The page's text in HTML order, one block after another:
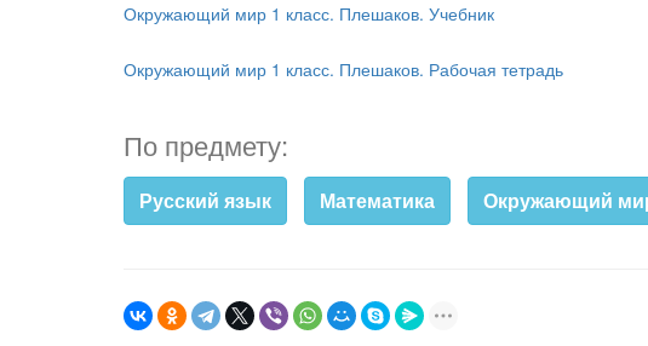
Окружающий мир 1 класс. Плешаков. Учебник
Окружающий мир 1 класс. Плешаков. Рабочая тетрадь
По предмету:
Русский язык Математика Окружающий